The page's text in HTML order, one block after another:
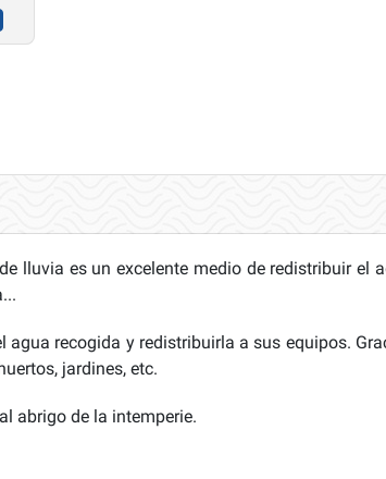
lluvia es un excelente medio de redistribuir el
recogida y redistribuirla a sus equipos.
jardines, etc.
abrigo de la intemperie.